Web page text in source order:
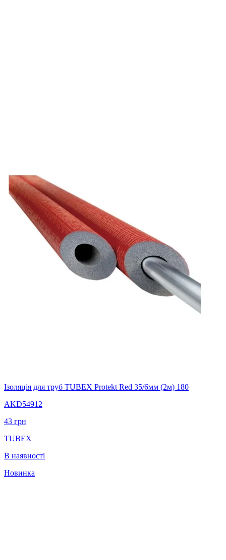
Ізоляція для труб TUBEX Protekt Red 35/6мм (2м) 180
AKD54912
43 грн
TUBEX
В наявності
Новинка